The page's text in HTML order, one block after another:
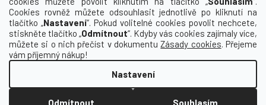
Cookies rovněž můžete odsouhlasit jednotlivě po kliknutí na
tlačítko „Nastavení“. Pokud volitelné cookies povolit nechcete,
stiskněte tlačítko „Odmítnout“. Kdyby vás cookies zajímaly více,
můžete si o nich přečíst v dokumentuZásady cookies. Přejeme
vám příjemný nákup!
Nastavení
Odmítnout Souhlasím
Pá
9:00 - 15:30
So
zavřeno
Ne
zavřeno
Vytvořil Shoptet